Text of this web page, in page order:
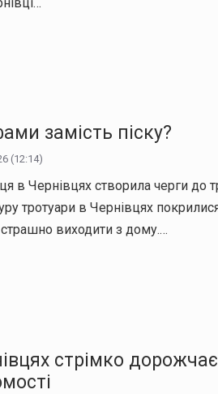
замість піску?
(12:14)
в Чернівцях створила черги
тротуари в Чернівцях
страшно виходити з дому.…
стрімко